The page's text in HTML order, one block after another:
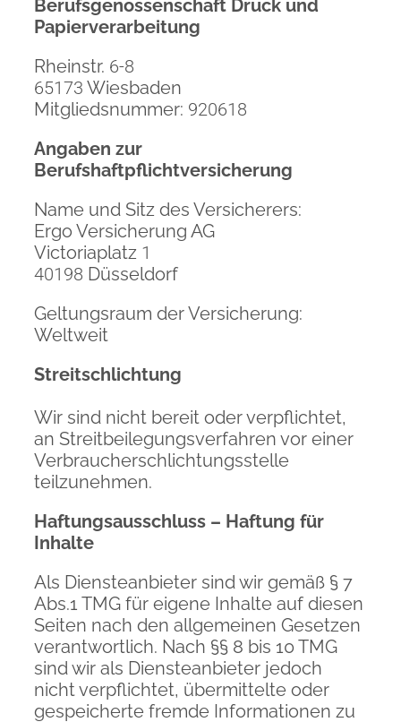
Berufsgenossenschaft Druck und
Papierverarbeitung
Rheinstr. 6-8
65173 Wiesbaden
Mitgliedsnummer: 920618
Angaben zur
Berufshaftpflichtversicherung
Name und Sitz des Versicherers:
Ergo Versicherung AG
Victoriaplatz 1
40198 Düsseldorf
Geltungsraum der Versicherung:
Weltweit
Streitschlichtung
Wir sind nicht bereit oder verpflichtet,
an Streitbeilegungsverfahren vor einer
Verbraucherschlichtungsstelle
teilzunehmen.
Haftungsausschluss – Haftung für
Inhalte
Als Diensteanbieter sind wir gemäß § 7
Abs.1 TMG für eigene Inhalte auf diesen
Seiten nach den allgemeinen Gesetzen
verantwortlich. Nach §§ 8 bis 10 TMG
sind wir als Diensteanbieter jedoch
nicht verpflichtet, übermittelte oder
gespeicherte fremde Informationen zu